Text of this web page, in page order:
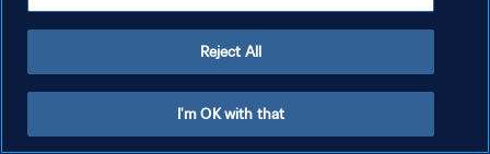
Reject All
I'm OK with that